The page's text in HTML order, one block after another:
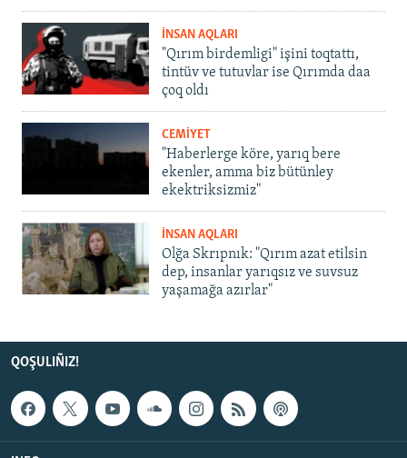
İNSAN AQLARI
"Qırım birdemligi" işini toqtattı,
tintüv ve tutuvlar ise Qırımda daa
çoq oldı
CEMİYET
"Haberlerge köre, yarıq bere
ekenler, amma biz bütünley
ekektriksizmiz"
İNSAN AQLARI
Olğa Skrıpnık: "Qırım azat etilsin
dep, insanlar yarıqsız ve suvsuz
yaşamağa azırlar"
QOŞULIÑIZ!